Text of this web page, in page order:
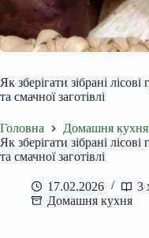
Як зберігати зібрані
та смачної заготівлі
Головна
Домашня кухня
Як зберігати зібрані
та смачної заготівлі
17.02.2026
3
Домашня кухня